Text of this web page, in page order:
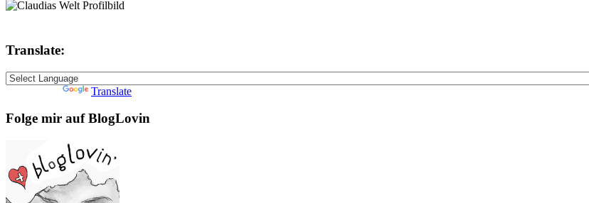
Translate:
Translate
Folge mir auf BlogLovin